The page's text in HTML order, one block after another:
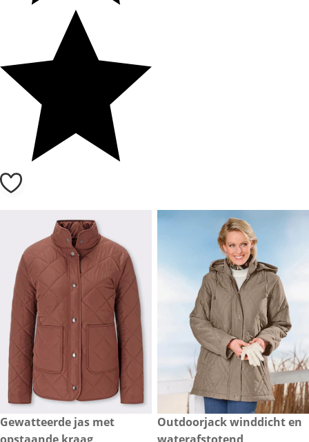
kortingsprijs: € 39,-, vorige prijs: € 69,-
- 43%
Gewatteerde jas met
opstaande kraag
€ 69,-
Outdoorjack winddicht en
waterafstotend